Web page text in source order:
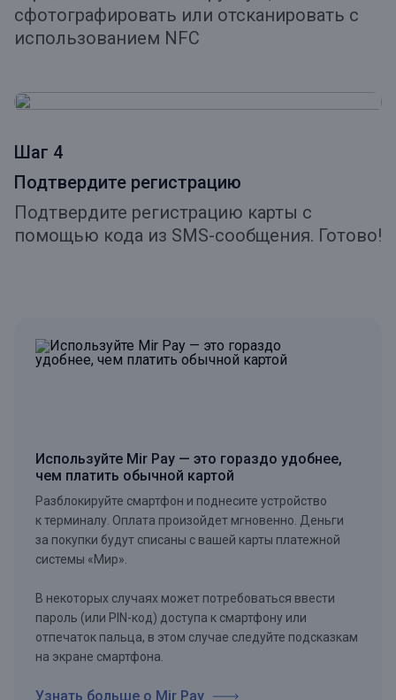
сфотографировать или отсканировать с
использованием NFC
Шаг 4
Подтвердите регистрацию
Подтвердите регистрацию карты с
помощью кода из SMS-сообщения. Готово!
Используйте Mir Pay — это гораздо удобнее,
чем платить обычной картой
Разблокируйте смартфон и поднесите устройство
к терминалу. Оплата произойдет мгновенно. Деньги
за покупки будут списаны с вашей карты платежной
системы «Мир».
В некоторых случаях может потребоваться ввести
пароль (или PIN-код) доступа к смартфону или
отпечаток пальца, в этом случае следуйте подсказкам
на экране смартфона.
Узнать больше о Mir Pay